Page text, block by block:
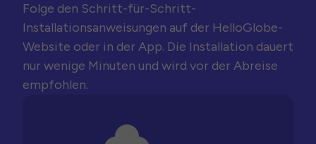
Folge den Schritt-für-Schritt-
Installationsanweisungen auf der HelloGlobe-
Website oder in der App. Die Installation dauert
nur wenige Minuten und wird vor der Abreise
empfohlen.